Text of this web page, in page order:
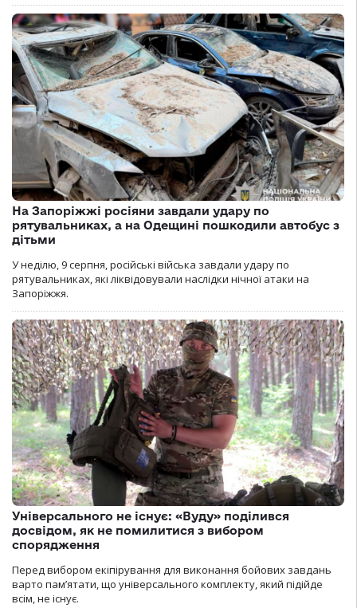
На Запоріжжі росіяни завдали удару по
рятувальниках, а на Одещині пошкодили автобус з
дітьми
У неділю, 9 серпня, російські війська завдали удару по
рятувальниках, які ліквідовували наслідки нічної атаки на
Запоріжжя.
Універсального не існує: «Вуду» поділився
досвідом, як не помилитися з вибором
спорядження
Перед вибором екіпірування для виконання бойових завдань
варто пам’ятати, що універсального комплекту, який підійде
всім, не існує.